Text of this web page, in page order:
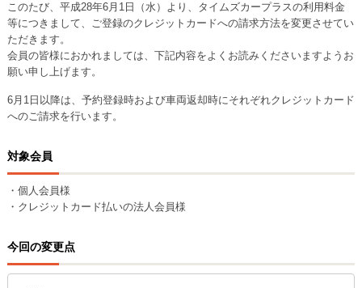
このたび、平成28年6月1日（水）より、タイムズカープラスの利用料金
等につきまして、ご登録のクレジットカードへの請求方法を変更させてい
ただきます。
会員の皆様におかれましては、下記内容をよくお読みくださいますようお
願い申し上げます。
6月1日以降は、予約登録時および車両返却時にそれぞれクレジットカード
へのご請求を行います。
対象会員
・個人会員様
・クレジットカード払いの法人会員様
今回の変更点